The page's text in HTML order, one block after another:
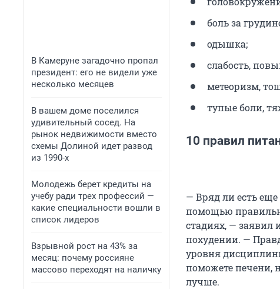
В Камеруне загадочно пропал
президент: его не видели уже
несколько месяцев
В вашем доме поселился
удивительный сосед. На
рынок недвижимости вместо
схемы Долиной идет развод
из 1990-х
Молодежь берет кредиты на
учебу ради трех профессий —
какие специальности вошли в
список лидеров
Взрывной рост на 43% за
месяц: почему россияне
массово переходят на наличку
боль за
одышка;
слабость,
метеоризм,
тупые боли,
10 правил
— Вряд ли есть
помощью
стадиях, — заявил
похудении. —
уровня
поможете печени,
лучше.